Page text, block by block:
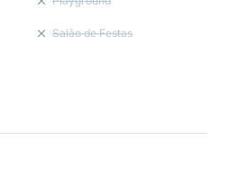
Salão de Festas